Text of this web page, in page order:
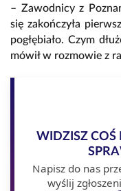
– Zawodnicy z
się zakończyła
pogłębiało. Czym
mówił w rozmowie z
WIDZISZ COŚ
Napisz do nas
wyślij